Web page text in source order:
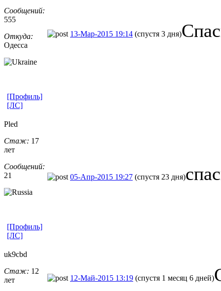
Сообщений:
555
Откуда:
Одесса
13-Мар-2015 19:14 (спустя 3 дня)
[Профиль]
[ЛС]
Pled
Стаж: 17
лет
Сообщений:
21
05-Апр-2015 19:27 (спустя 23 дня)
[Профиль]
[ЛС]
uk9cbd
Стаж: 12
лет
12-Май-2015 13:19 (спустя 1 месяц 6 дней)